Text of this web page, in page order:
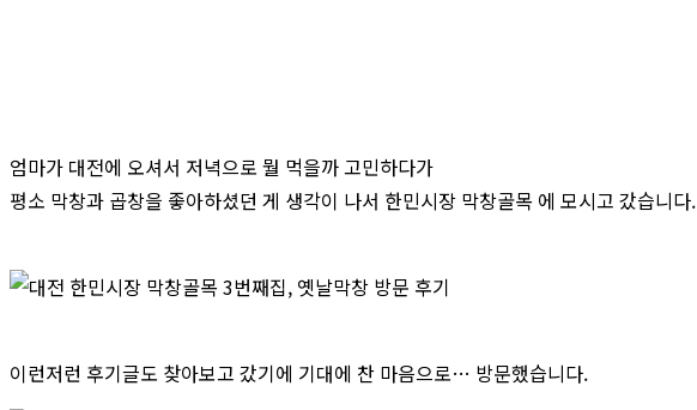
엄마가 대전에 오셔서 저녁으로 뭘 먹을까 고민하다가
평소 막창과 곱창을 좋아하셨던 게 생각이 나서 한민시장 막창골목 에 모시고 갔습니다.
이런저런 후기글도 찾아보고 갔기에 기대에 찬 마음으로… 방문했습니다.